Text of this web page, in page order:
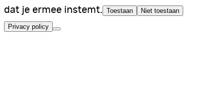
dat je ermee instemt. Toestaan Niet toestaan
Privacy policy